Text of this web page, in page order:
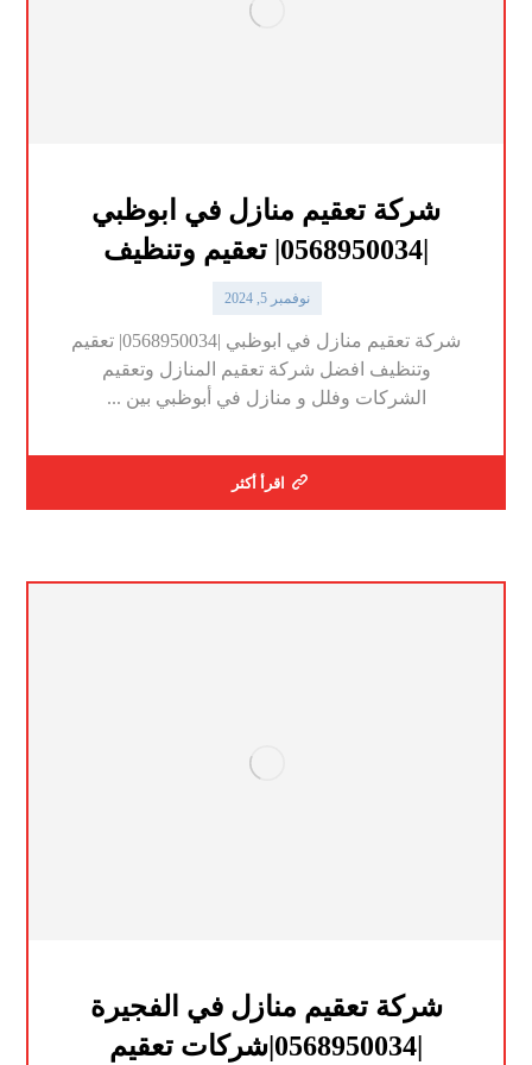
شركة تعقيم منازل في ابوظبي
نوفمبر 5, 2024
شركة تعقيم منازل في ابوظبي |0568950034| تعقيم
وتنظيف افضل شركة تعقيم المنازل وتعقيم
الشركات وفلل و منازل في أبوظبي بين ...
اقرأ أكثر
شركة تعقيم منازل في الفجيرة
|0568950034|شركات تعقيم